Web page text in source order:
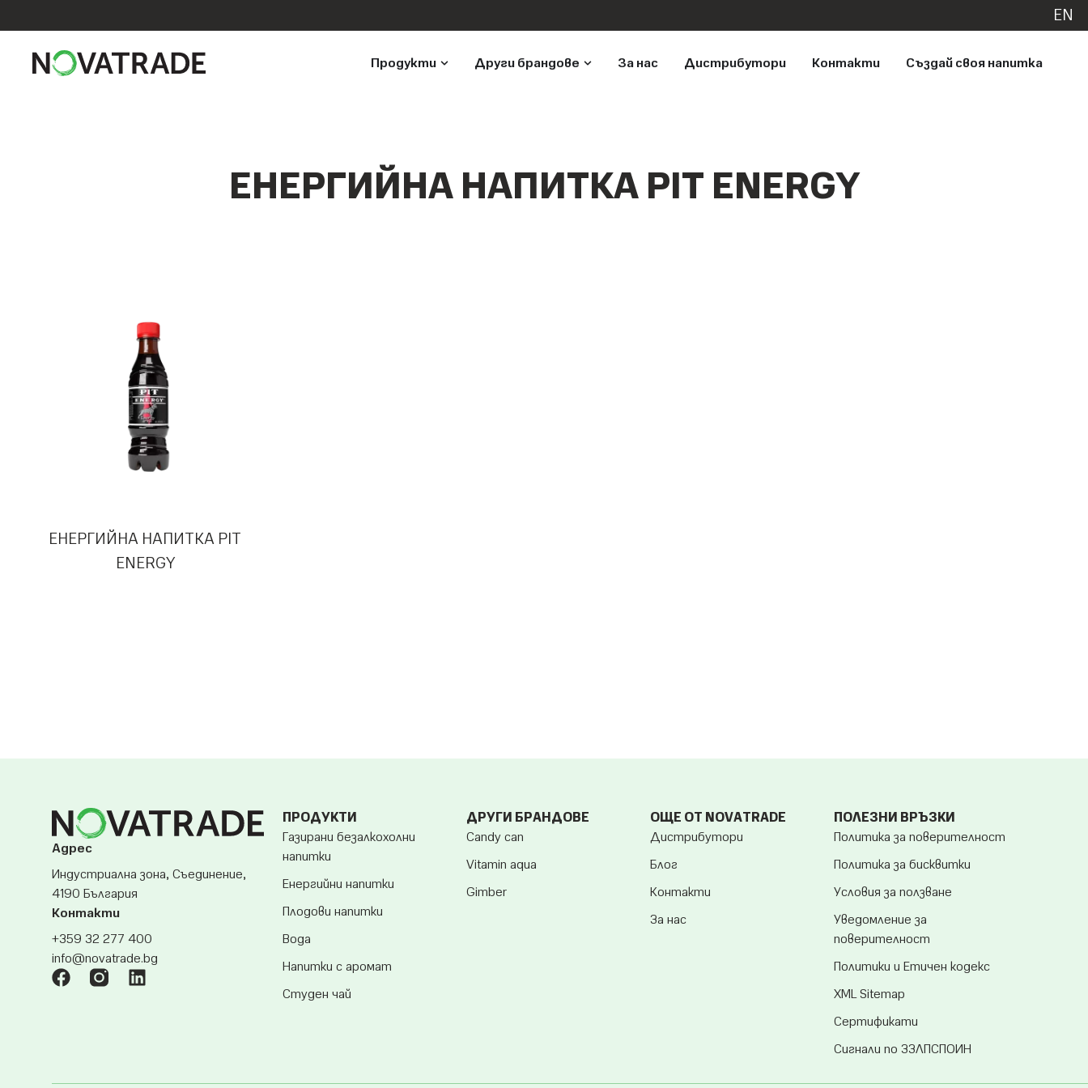
EN
Продукти Други брандове За нас Дистрибутори Контакти Създай своя напитка
ЕНЕРГИЙНА НАПИТКА PIT ENERGY
ЕНЕРГИЙНА НАПИТКА PIT
ENERGY
Адрес
Индустриална зона, Съединение,
4190 България
Контакти
+359 32 277 400
info@novatrade.bg
ПРОДУКТИ
Газирани безалкохолни
напитки
Енергийни напитки
Плодови напитки
Вода
Напитки с аромат
Студен чай
ДРУГИ БРАНДОВЕ
Candy can
Vitamin aqua
Gimber
ОЩЕ ОТ NOVATRADE
Дистрибутори
Блог
Контакти
За нас
ПОЛЕЗНИ ВРЪЗКИ
Политика за поверителност
Политика за бисквитки
Условия за ползване
Уведомление за
поверителност
Политики и Етичен кодекс
XML Sitemap
Сертификати
Сигнали по ЗЗЛПСПОИН